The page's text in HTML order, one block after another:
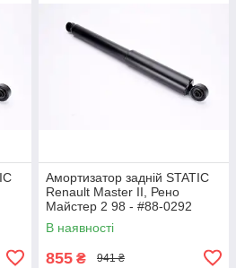
Амортизатор задній STATIC
Renault Master II, Рено
Майстер 2 98 - #88-0292
UAKFBRU7
В наявності
855 ₴ 941 ₴